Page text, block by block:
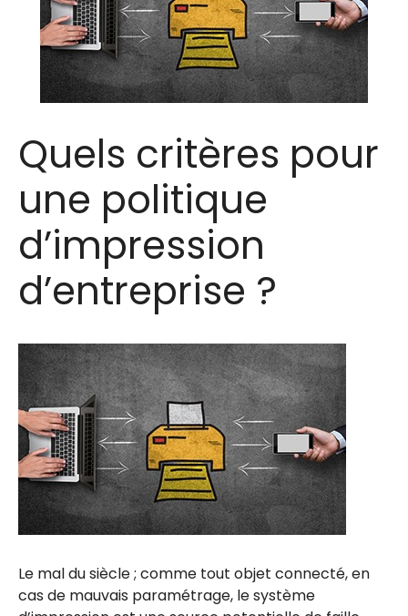
Quels critères pour
une politique
d’impression
d’entreprise ?
Le mal du siècle ; comme tout objet connecté, en
cas de mauvais paramétrage, le système